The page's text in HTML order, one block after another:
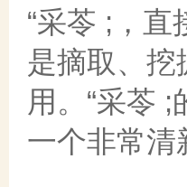
“采苓 ;，
是摘取、
用。“采苓
一个非常清